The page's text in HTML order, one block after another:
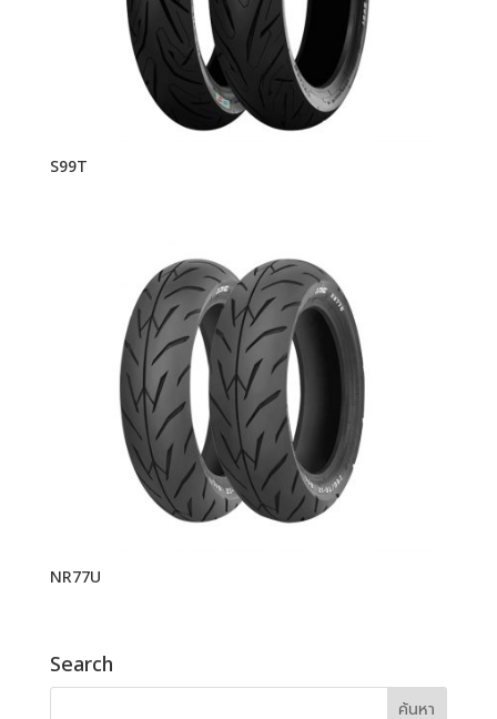
S99T
NR77U
Search